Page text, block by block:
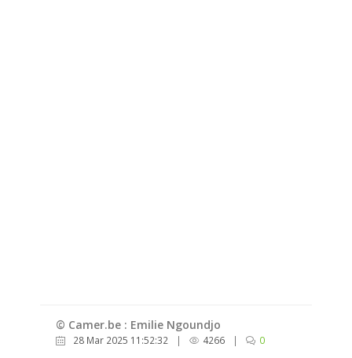
© Camer.be : Emilie Ngoundjo
28 Mar 2025 11:52:32 | 4266 | 0